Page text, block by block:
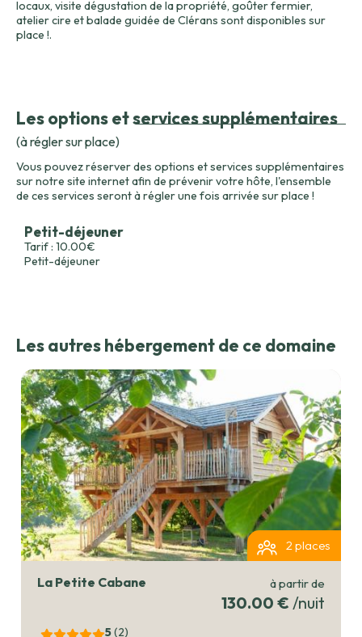
locaux, visite dégustation de la propriété, goûter fermier,
atelier cire et balade guidée de Clérans sont disponibles sur
place !.
Les options et services supplémentaires
(à régler sur place)
Vous pouvez réserver des options et services supplémentaires
sur notre site internet afin de prévenir votre hôte, l'ensemble
de ces services seront à régler une fois arrivée sur place !
Petit-déjeuner
Tarif : 10.00€
Petit-déjeuner
Les autres hébergement de ce domaine
2 places
La Petite Cabane à partir de
130.00 € /nuit
5(2)